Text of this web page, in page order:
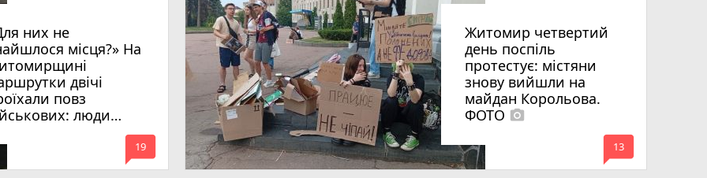
них не
місця?» На
двічі
повз
люди
покаратиmode_comment
19
Житомир четвертий
день поспіль
протестує: містяни
знову вийшли на
майдан Корольова.
ФОТО photo_camera
mode_comment
13